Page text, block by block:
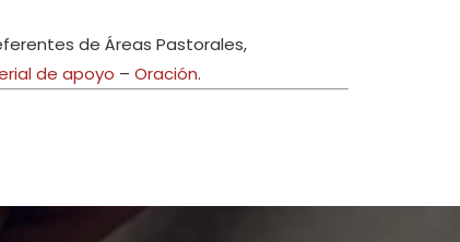
de Áreas Pastorales,
de apoyo – Oración.